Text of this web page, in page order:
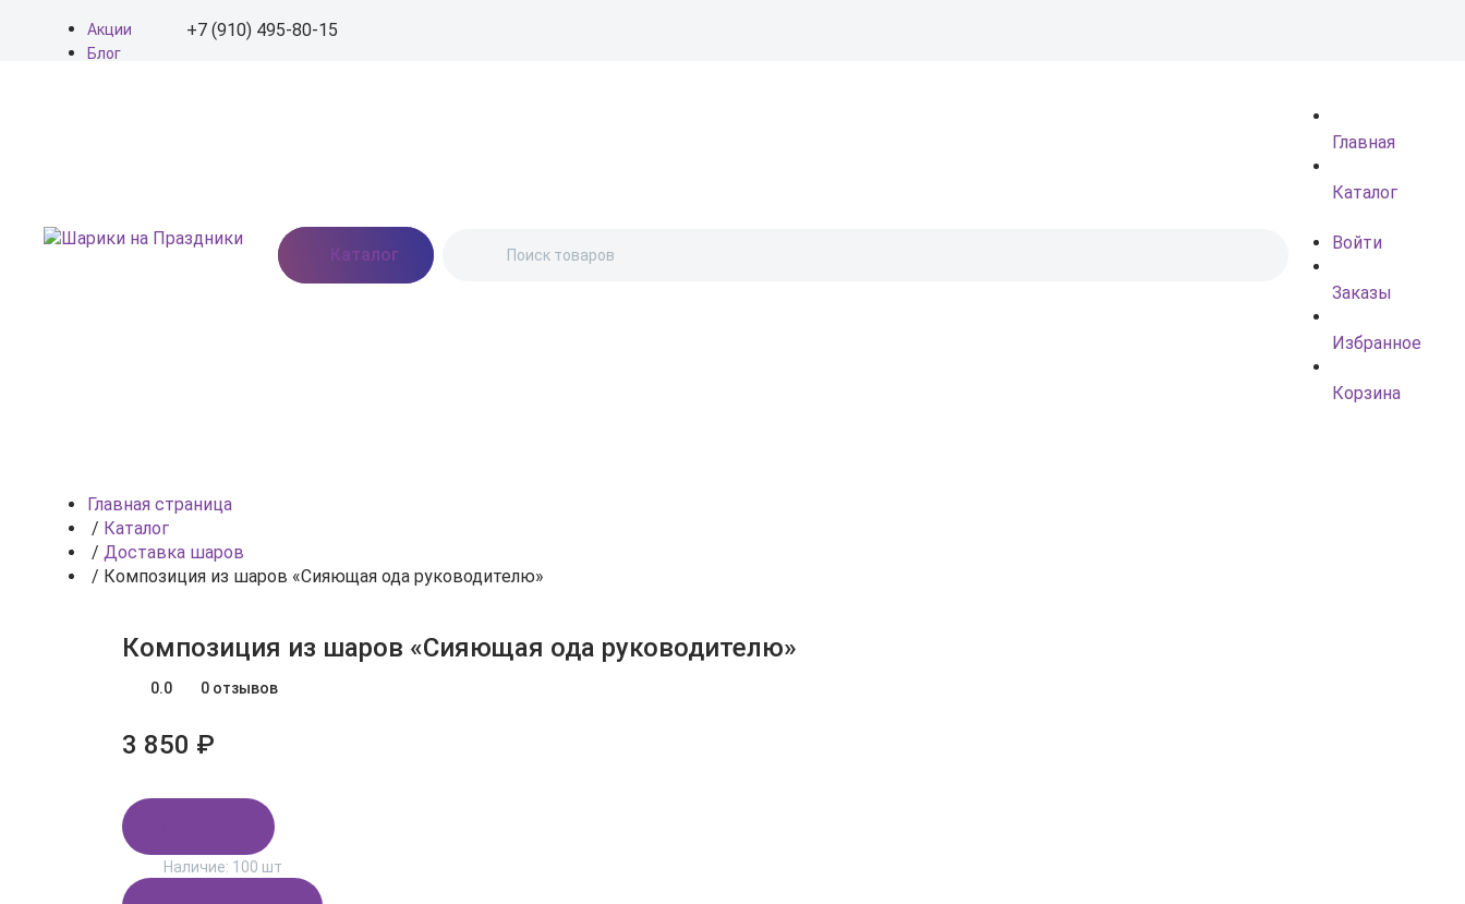
Акции
Блог
+7 (910) 495-80-15
Москва, Востряковское
шоссе, дом 7, стр. 3
Каталог
Главная
Каталог
Войти
Заказы
Избранное
Корзина
Главная страница
/ Каталог
/ Доставка шаров
/ Композиция из шаров «Сияющая ода руководителю»
Композиция из шаров «Сияющая ода руководителю»
0.0 0 отзывов
3 850 ₽
Наличие: 100 шт